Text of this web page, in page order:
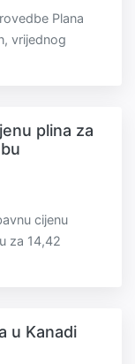
Plana
vrijednog
plina za
cijenu
za 14,42
u Kanadi